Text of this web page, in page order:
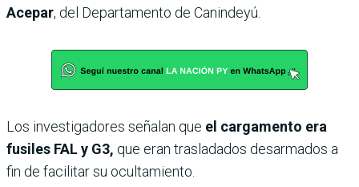
Acepar, del Departamento de Canindeyú.
Los investigadores señalan que el cargamento era
fusiles FAL y G3, que eran trasladados desarmados a
fin de facilitar su ocultamiento.